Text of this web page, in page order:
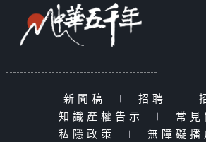
新聞稿 | 招聘 |
知識產權告示
| 常
私隱政策
| 無障礙